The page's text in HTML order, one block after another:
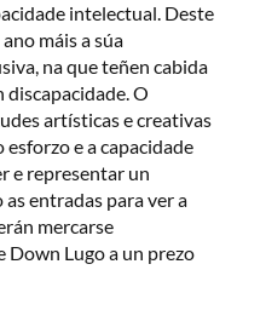
intelectual. Deste
máis a súa
na que teñen cabida
discapacidade. O
artísticas e creativas
esforzo e a capacidade
e representar un
entradas para ver a
mercarse
Down Lugo a un prezo